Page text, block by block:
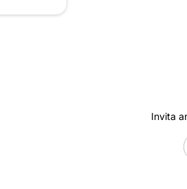
Invita